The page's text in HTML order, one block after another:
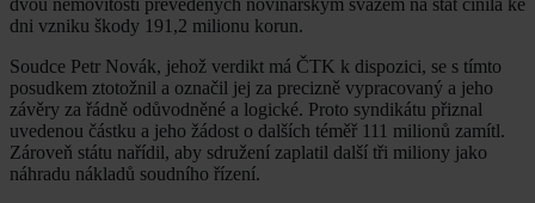
dvou nemovitostí převedených novinářským svazem na stát činila ke
dni vzniku škody 191,2 milionu korun.
Soudce Petr Novák, jehož verdikt má ČTK k dispozici, se s tímto
posudkem ztotožnil a označil jej za precizně vypracovaný a jeho
závěry za řádně odůvodněné a logické. Proto syndikátu přiznal
uvedenou částku a jeho žádost o dalších téměř 111 milionů zamítl.
Zároveň státu nařídil, aby sdružení zaplatil další tři miliony jako
náhradu nákladů soudního řízení.